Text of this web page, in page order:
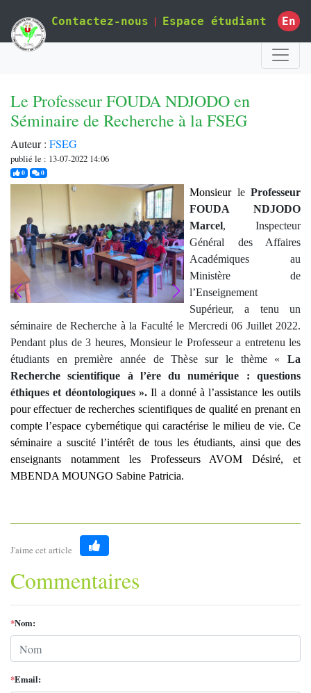
Contactez-nous | Espace étudiant En
Le Professeur FOUDA NDJODO en
Séminaire de Recherche à la FSEG
Auteur : FSEG
publié le : 13-07-2022 14:06
0j'aime0commentaires
Monsieur le Professeur
FOUDA NDJODO
Marcel, Inspecteur
Général des Affaires
Académiques au
Ministère de
l’Enseignement
Supérieur, a tenu un
séminaire de Recherche à la Faculté le Mercredi 06 Juillet 2022.
Pendant plus de 3 heures, Monsieur le Professeur a entretenu les
étudiants en première année de Thèse sur le thème « La
Recherche scientifique à l’ère du numérique : questions
éthiques et déontologiques ».Il a donné à l’assistance les outils
pour effectuer de recherches scientifiques de qualité en prenant en
compte l’espace cybernétique qui caractérise le milieu de vie. Ce
séminaire a suscité l’intérêt de tous les étudiants, ainsi que des
enseignants notamment les Professeurs AVOM Désiré, et
MBENDA MOUNGO Sabine Patricia.
J'aime cet article
Like
Commentaires
*Nom:
*Email: